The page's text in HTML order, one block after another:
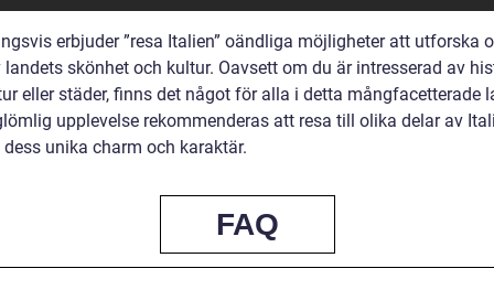
erbjuder ”resa Italien” oändliga möjligheter att utforska
skönhet och kultur. Oavsett om du är intresserad av
eller städer, finns det något för alla i detta mångfacetterade
upplevelse rekommenderas att resa till olika delar av
unika charm och karaktär.
FAQ